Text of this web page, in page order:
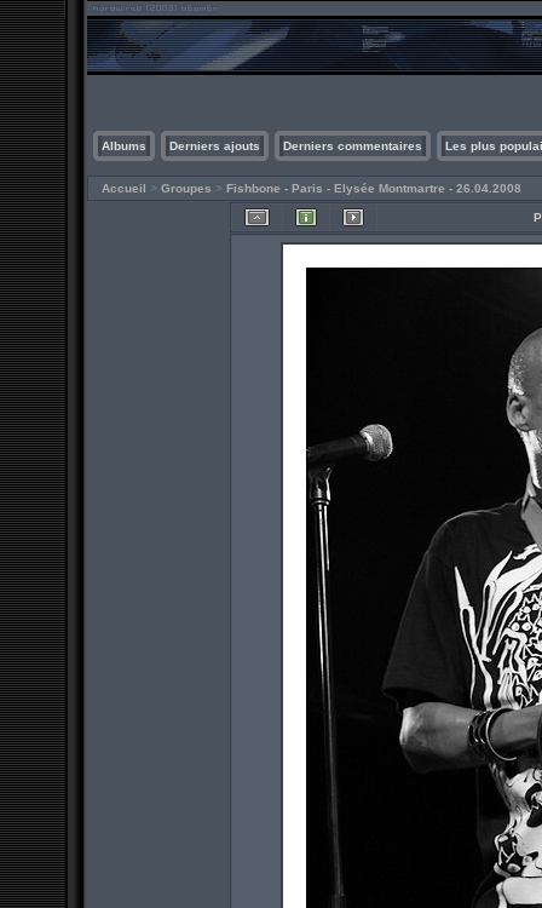
Albums Derniers ajouts Derniers commentaires Les plus
Accueil > Groupes > Fishbone - Paris - Elysée Montmartre - 26.04.2008